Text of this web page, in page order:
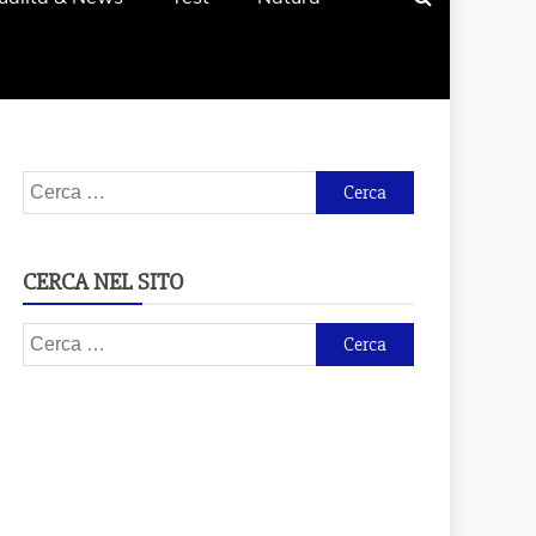
Ricerca
per:
CERCA NEL SITO
Ricerca
per: